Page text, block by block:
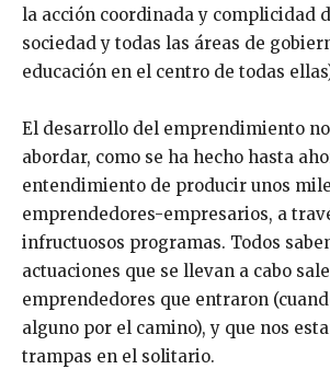
la acción coordinada y complicidad
sociedad y todas las áreas de
educación en el centro de todas
El desarrollo del emprendimiento no
abordar, como se ha hecho hasta
entendimiento de producir unos
emprendedores-empresarios, a
infructuosos programas. Todos
actuaciones que se llevan a cabo
emprendedores que entraron
alguno por el camino), y que nos
trampas en el solitario.